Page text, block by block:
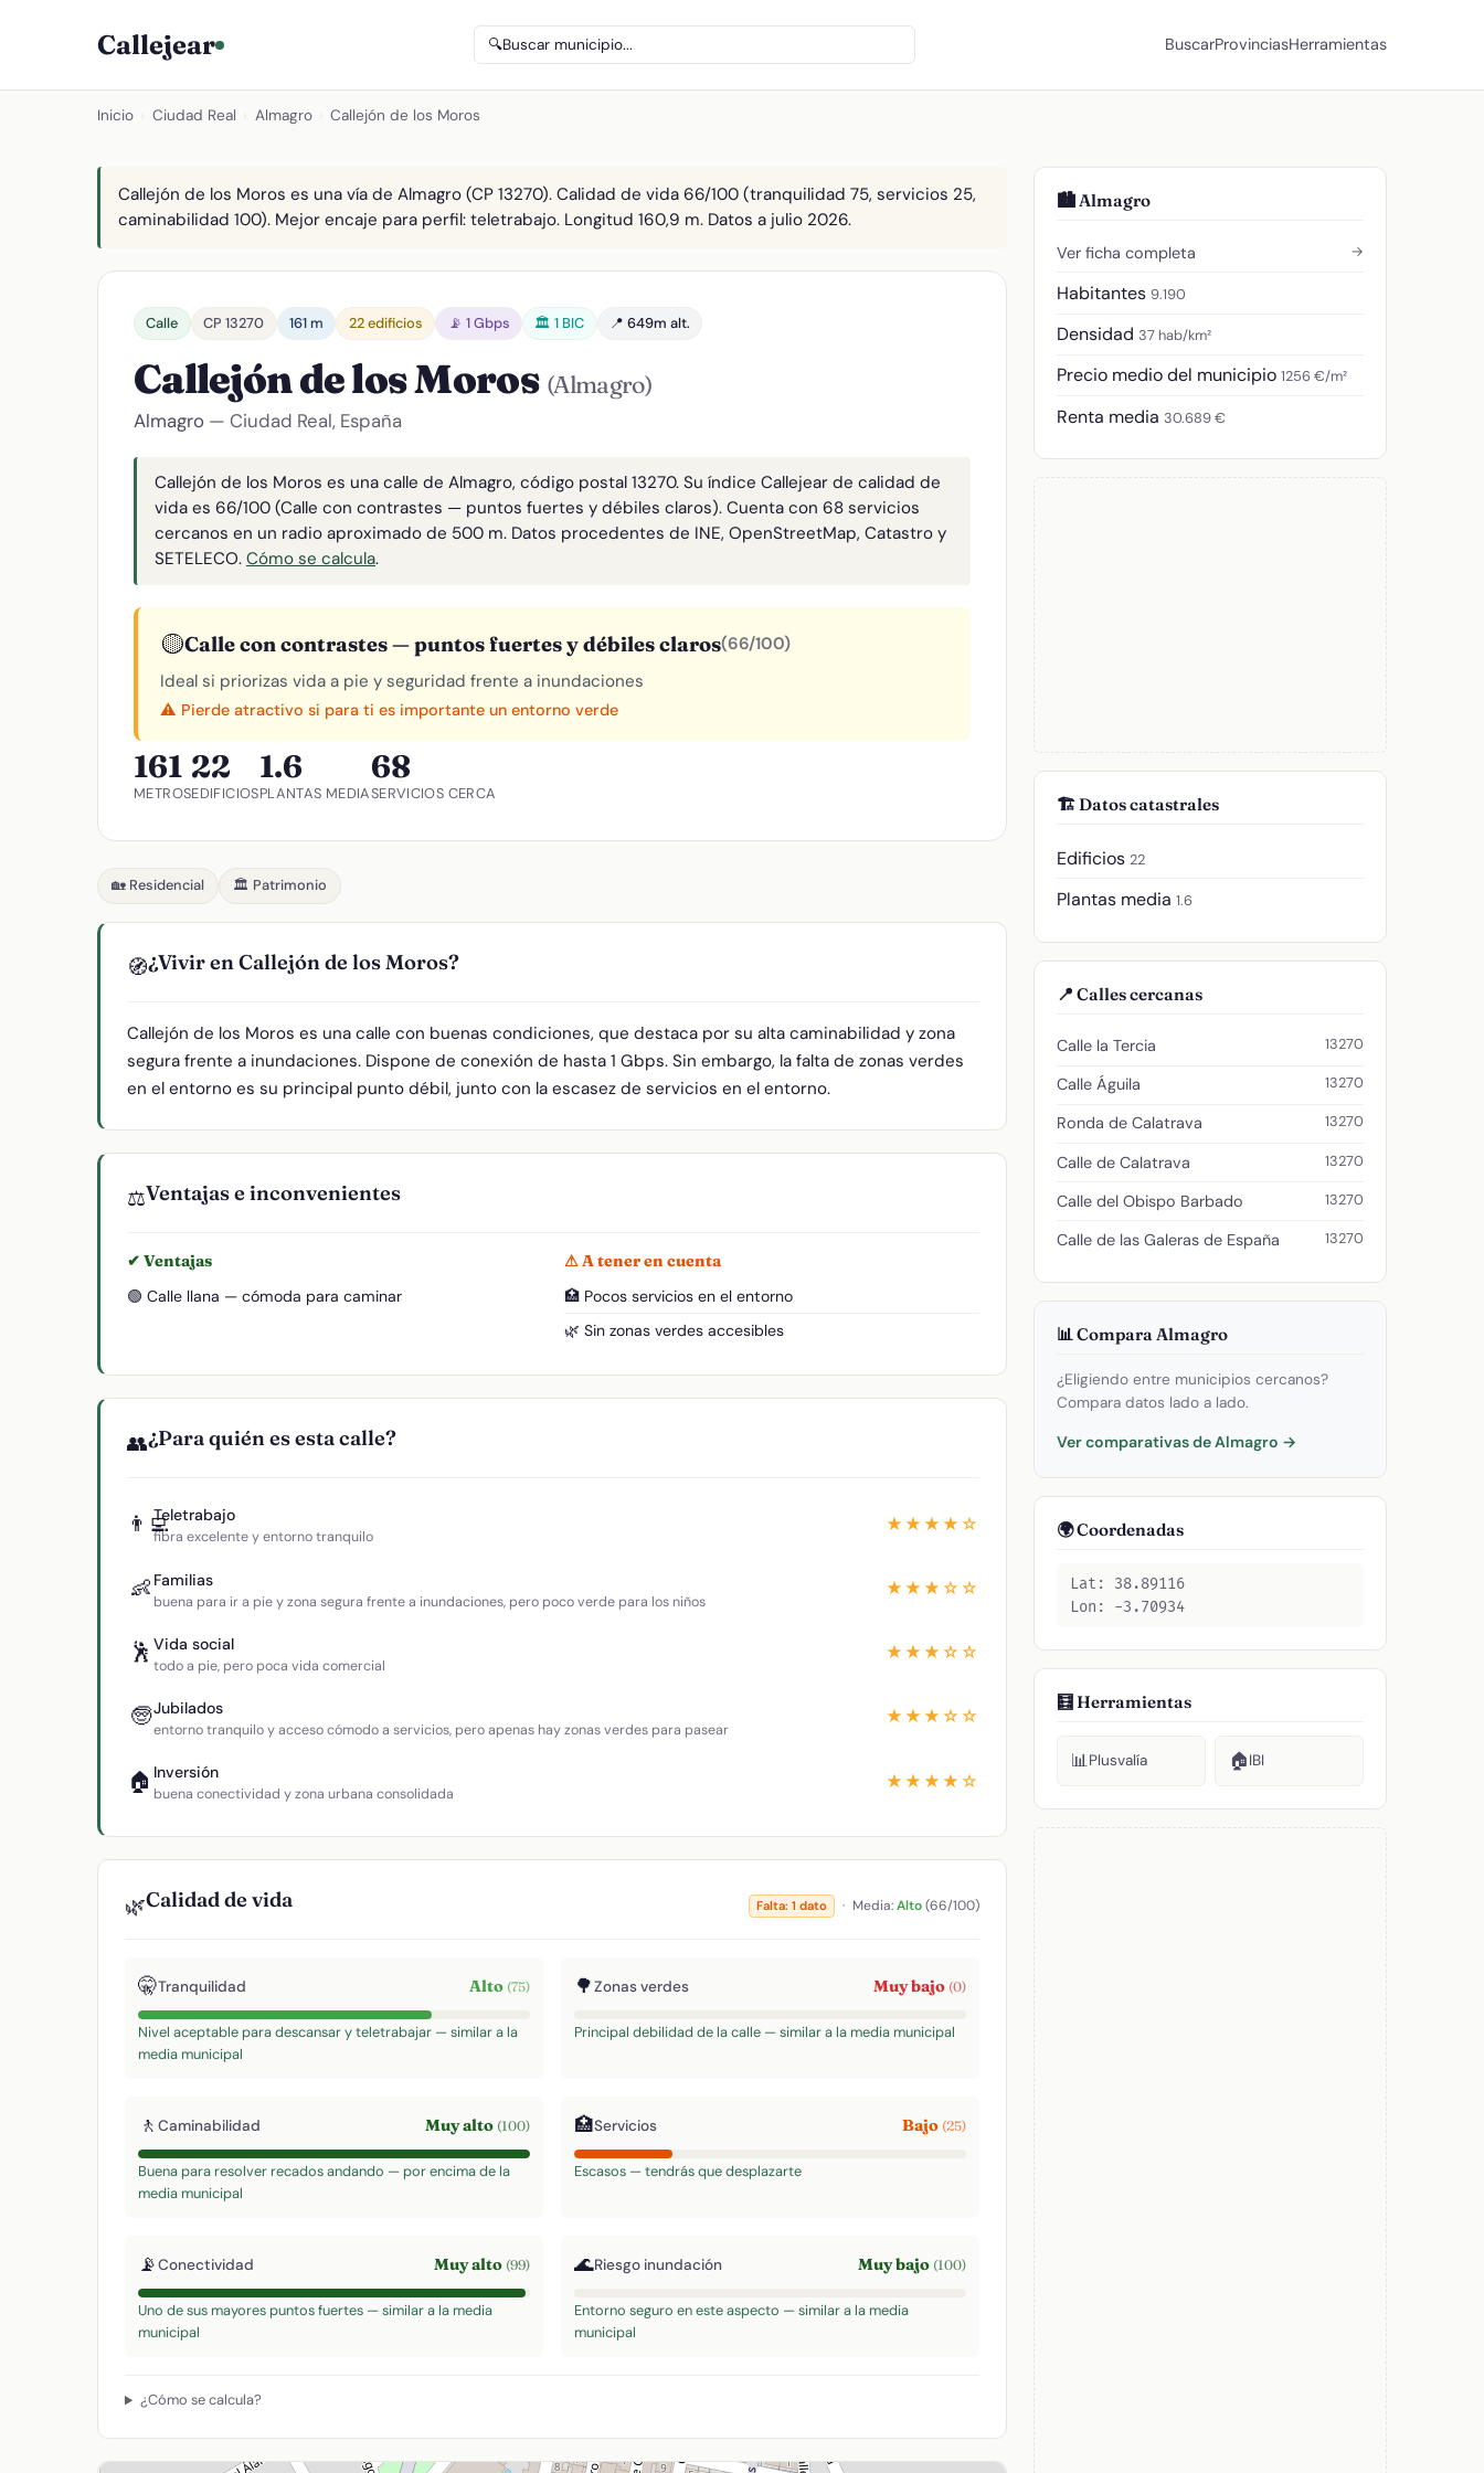
Callejear 🔍Buscar municipio... BuscarProvinciasHerramientas
Inicio Ciudad Real Almagro Callejón de los Moros
Callejón de los Moros es una vía de Almagro (CP 13270). Calidad de vida 66/100 (tranquilidad 75, servicios 25,
caminabilidad 100). Mejor encaje para perfil: teletrabajo. Longitud 160,9 m. Datos a julio 2026.
Calle CP 13270 161 m 22 edificios 📡 1 Gbps 🏛️ 1 BIC 📍 649m alt.
Callejón de los Moros (Almagro)
Almagro — Ciudad Real, España
Callejón de los Moros es una calle de Almagro, código postal 13270. Su índice Callejear de calidad de
vida es 66/100 (Calle con contrastes — puntos fuertes y débiles claros). Cuenta con 68 servicios
cercanos en un radio aproximado de 500 m. Datos procedentes de INE, OpenStreetMap, Catastro y
SETELECO. Cómo se calcula.
🟡Calle con contrastes — puntos fuertes y débiles claros(66/100)
Ideal si priorizas vida a pie y seguridad frente a inundaciones
⚠️ Pierde atractivo si para ti es importante un entorno verde
161
METROS
22
EDIFICIOS
1.6
PLANTAS MEDIA
68
SERVICIOS CERCA
🏡 Residencial 🏛️ Patrimonio
🧭¿Vivir en Callejón de los Moros?
Callejón de los Moros es una calle con buenas condiciones, que destaca por su alta caminabilidad y zona
segura frente a inundaciones. Dispone de conexión de hasta 1 Gbps. Sin embargo, la falta de zonas verdes
en el entorno es su principal punto débil, junto con la escasez de servicios en el entorno.
⚖️Ventajas e inconvenientes
✔ Ventajas
🟢 Calle llana — cómoda para caminar
⚠ A tener en cuenta
🏥 Pocos servicios en el entorno
🌿 Sin zonas verdes accesibles
👥¿Para quién es esta calle?
👨‍💻Teletrabajo
fibra excelente y entorno tranquilo
★★★★☆
👶 Familias
buena para ir a pie y zona segura frente a inundaciones, pero poco verde para los niños
★★★☆☆
🕺 Vida social
todo a pie, pero poca vida comercial
★★★☆☆
🧓Jubilados
entorno tranquilo y acceso cómodo a servicios, pero apenas hay zonas verdes para pasear
★★★☆☆
🏠 Inversión
buena conectividad y zona urbana consolidada
★★★★☆
🌿Calidad de vida Falta: 1 dato · Media:Alto(66/100)
🤫Tranquilidad Alto (75)
Nivel aceptable para descansar y teletrabajar — similar a la
media municipal
🌳Zonas verdes Muy bajo (0)
Principal debilidad de la calle — similar a la media municipal
🚶 Caminabilidad Muy alto (100)
Buena para resolver recados andando — por encima de la
media municipal
🏥Servicios Bajo (25)
Escasos — tendrás que desplazarte
📡Conectividad Muy alto (99)
Uno de sus mayores puntos fuertes — similar a la media
municipal
🌊Riesgo inundación Muy bajo (100)
Entorno seguro en este aspecto — similar a la media
municipal
¿Cómo se calcula?
🏙️ Almagro
Ver ficha completa →
Habitantes 9.190
Densidad 37 hab/km²
Precio medio del municipio 1256 €/m²
Renta media 30.689 €
🏗️ Datos catastrales
Edificios 22
Plantas media 1.6
📍 Calles cercanas
Calle la Tercia 13270
Calle Águila 13270
Ronda de Calatrava 13270
Calle de Calatrava 13270
Calle del Obispo Barbado 13270
Calle de las Galeras de España 13270
📊 Compara Almagro
¿Eligiendo entre municipios cercanos?
Compara datos lado a lado.
Ver comparativas de Almagro →
🌍 Coordenadas
Lat: 38.89116
Lon: -3.70934
🧮 Herramientas
📊Plusvalía 🏠IBI